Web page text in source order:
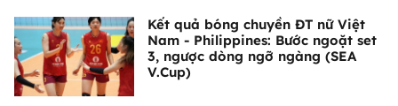
Kết quả bóng chuyền ĐT nữ Việt
Nam - Philippines: Bước ngoặt set
3, ngược dòng ngỡ ngàng (SEA
V.Cup)